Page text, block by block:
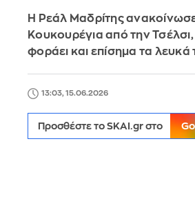
Η Ρεάλ Μαδρίτης
Κουκουρέγια από την
φοράει και επίσημα τα λευκά
13:03, 15.06.2026
Προσθέστε το SKAI.gr στο